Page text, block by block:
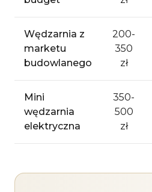
Wędzarnia z
marketu
budowlanego
200-
350
zł
Mini
wędzarnia
elektryczna
350-
500
zł